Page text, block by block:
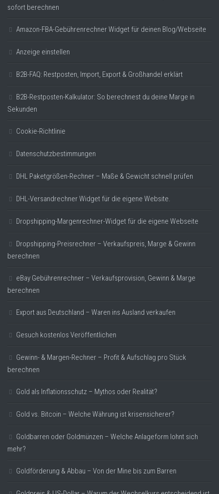
sofort berechnen
Amazon-FBA-Gebührenrechner Widget für deinen Blog/Webseite
Anzeige einstellen
B2B-FAQ: Restposten, Import, Export & Großhandel erklärt
B2B-Restposten-Kalkulator: So berechnest du deine Marge in
Sekunden
Cookie-Richtlinie
Datenschutzbestimmungen
DHL Paketgrößen-Rechner – Maße & Gewicht schnell prüfen
DHL-Versandrechner Widget für die eigene Website.
Dropshipping-Margenrechner-Widget für die eigene Webseite
Dropshipping-Preisrechner – Verkaufspreis, Marge & Gewinn
berechnen
eBay Gebührenrechner – Verkaufsprovision, Gewinn & Marge
berechnen
Export aus Deutschland – Waren ins Ausland verkaufen
Gesuch kostenlos Veröffentlichen
Gewinn- & Margen-Rechner – Profit & Aufschlag pro Stück
berechnen
Gold als Inflationsschutz – Mythos oder Realität?
Gold vs. Bitcoin – Welche Währung ist krisensicherer?
Goldbarren oder Goldmünzen – Welche Anlageform lohnt sich
mehr?
Goldförderung & Abbau – Von der Mine bis zum Barren